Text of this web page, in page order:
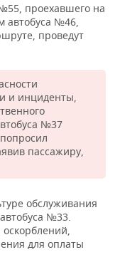
проехавшего на
автобуса №46,
проведут
и инциденты,
№37
пассажиру,
обслуживания
№33.
для оплаты